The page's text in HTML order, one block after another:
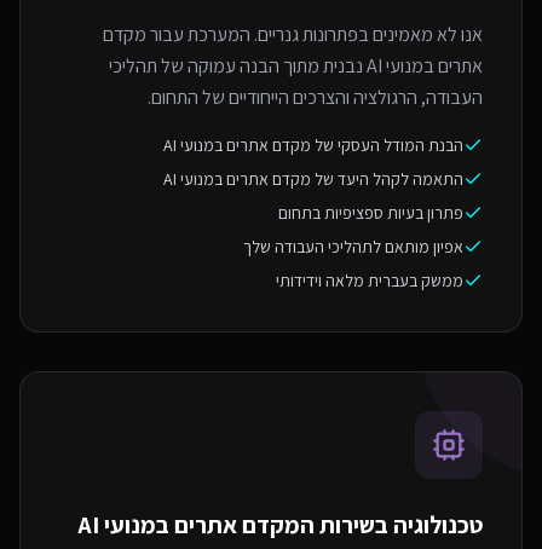
אנו לא מאמינים בפתרונות גנריים. המערכת עבור מקדם
אתרים במנועי AI נבנית מתוך הבנה עמוקה של תהליכי
העבודה, הרגולציה והצרכים הייחודיים של התחום.
הבנת המודל העסקי של מקדם אתרים במנועי AI
התאמה לקהל היעד של מקדם אתרים במנועי AI
פתרון בעיות ספציפיות בתחום
אפיון מותאם לתהליכי העבודה שלך
ממשק בעברית מלאה וידידותי
טכנולוגיה בשירות המקדם אתרים במנועי AI